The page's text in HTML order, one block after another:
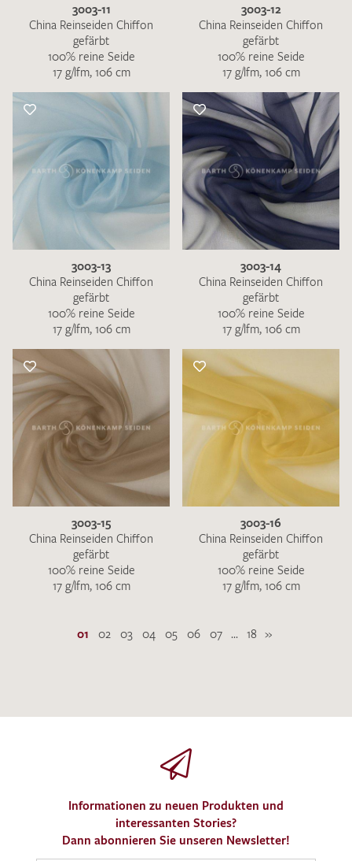
3003-11
China Reinseiden Chiffon
gefärbt
100% reine Seide
17 g/lfm, 106 cm
3003-12
China Reinseiden Chiffon
gefärbt
100% reine Seide
17 g/lfm, 106 cm
3003-13
China Reinseiden Chiffon
gefärbt
100% reine Seide
17 g/lfm, 106 cm
3003-14
China Reinseiden Chiffon
gefärbt
100% reine Seide
17 g/lfm, 106 cm
3003-15
China Reinseiden Chiffon
gefärbt
100% reine Seide
17 g/lfm, 106 cm
3003-16
China Reinseiden Chiffon
gefärbt
100% reine Seide
17 g/lfm, 106 cm
01 02 03 04 05 06 07 ... 18 »
Informationen zu neuen Produkten und
interessanten Stories?
Dann abonnieren Sie unseren Newsletter!